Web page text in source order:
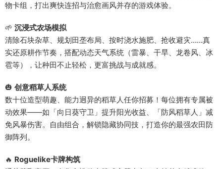
物卡组，打出爽快连招与治愈画风并存的游戏体验。
🌱 沉浸式农场模拟
清除石块杂草、规划田垄布局、按时浇水施肥、抢收避灾……真
实还原耕作节奏，搭配动态天气系统（雷暴、干旱、龙卷风、冰
雹等），让种田不止轻松，更富挑战与成就感。
🎃 创意稻草人系统
数十位造型萌趣、能力迥异的稻草人任你招募！每位拥有专属被
动效果——如「向日葵守卫」提升阳光收益、「防风稻草人」减
免风暴伤害。自由组合，解锁隐藏协同技，打造你的最强农田防
御阵列。
🔥 Roguelike卡牌构筑